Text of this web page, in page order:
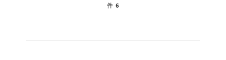
件 6